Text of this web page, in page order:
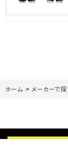
ホーム > メーカーで